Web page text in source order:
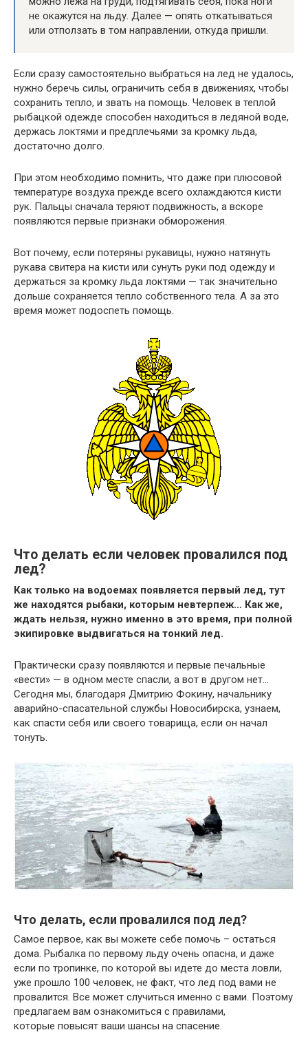
не окажутся на льду. Далее — опять откатываться
или отползать в том направлении, откуда пришли.
Если сразу самостоятельно выбраться на лед не удалось,
нужно беречь силы, ограничить себя в движениях, чтобы
сохранить тепло, и звать на помощь. Человек в теплой
рыбацкой одежде способен находиться в ледяной воде,
держась локтями и предплечьями за кромку льда,
достаточно долго.
При этом необходимо помнить, что даже при плюсовой
температуре воздуха прежде всего охлаждаются кисти
рук. Пальцы сначала теряют подвижность, а вскоре
появляются первые признаки обморожения.
Вот почему, если потеряны рукавицы, нужно натянуть
рукава свитера на кисти или сунуть руки под одежду и
держаться за кромку льда локтями — так значительно
дольше сохраняется тепло собственного тела. А за это
время может подоспеть помощь.
Что делать если человек провалился под
лед?
Как только на водоемах появляется первый лед, тут
же находятся рыбаки, которым невтерпеж… Как же,
ждать нельзя, нужно именно в это время, при полной
экипировке выдвигаться на тонкий лед.
Практически сразу появляются и первые печальные
«вести» — в одном месте спасли, а вот в другом нет…
Сегодня мы, благодаря Дмитрию Фокину, начальнику
аварийно-спасательной службы Новосибирска, узнаем,
как спасти себя или своего товарища, если он начал
тонуть.
Что делать, если провалился под лед?
Самое первое, как вы можете себе помочь – остаться
дома. Рыбалка по первому льду очень опасна, и даже
если по тропинке, по которой вы идете до места ловли,
уже прошло 100 человек, не факт, что лед под вами не
провалится. Все может случиться именно с вами. Поэтому
предлагаем вам ознакомиться с правилами,
которые повысят ваши шансы на спасение.